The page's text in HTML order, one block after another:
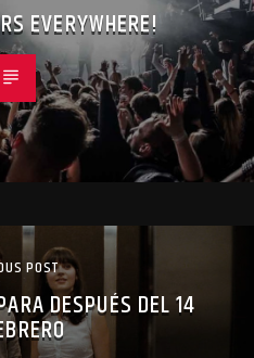
EVERYWHERE!
POST
DESPUÉS DEL 14